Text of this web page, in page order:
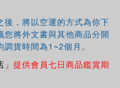
，將以空運的方式為你下
將外文書與其他商品分開
貨時間為1~2個月。
提供會員七日商品鑑賞期